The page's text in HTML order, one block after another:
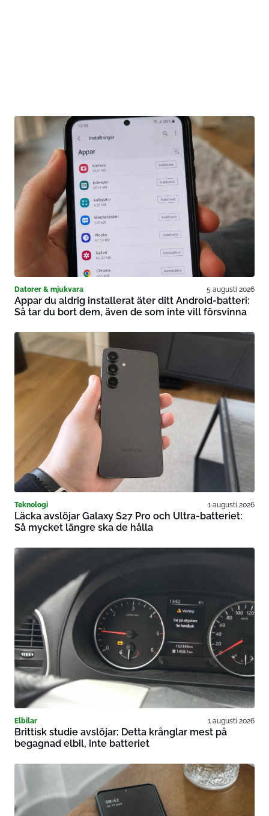
Datorer & mjukvara 5 augusti 2026
Appar du aldrig installerat äter ditt Android-batteri:
Så tar du bort dem, även de som inte vill försvinna
Teknologi 1 augusti 2026
Läcka avslöjar Galaxy S27 Pro och Ultra-batteriet:
Så mycket längre ska de hålla
Elbilar 1 augusti 2026
Brittisk studie avslöjar: Detta krånglar mest på
begagnad elbil, inte batteriet